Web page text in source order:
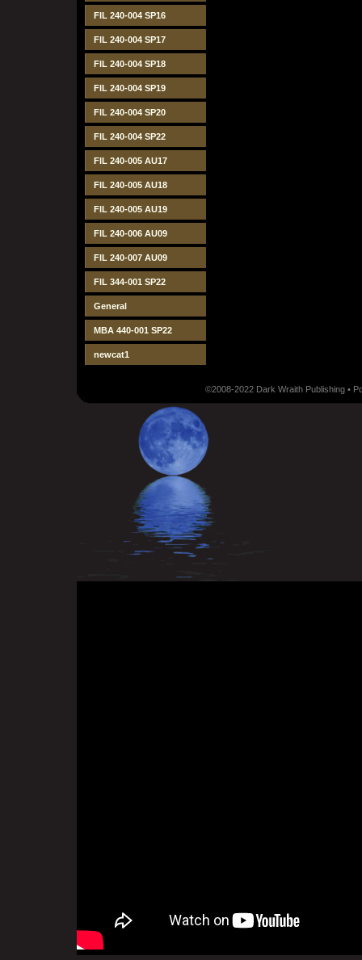
FIL 240-004 SP16
FIL 240-004 SP17
FIL 240-004 SP18
FIL 240-004 SP19
FIL 240-004 SP20
FIL 240-004 SP22
FIL 240-005 AU17
FIL 240-005 AU18
FIL 240-005 AU19
FIL 240-006 AU09
FIL 240-007 AU09
FIL 344-001 SP22
General
MBA 440-001 SP22
newcat1
©2008-2022 Dark Wraith Publishing •